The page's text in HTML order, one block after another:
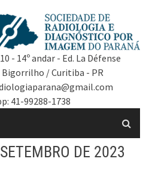
- 14º andar - Ed. La Défense
Bigorrilho / Curitiba - PR
41-99288-1738
DE 2023